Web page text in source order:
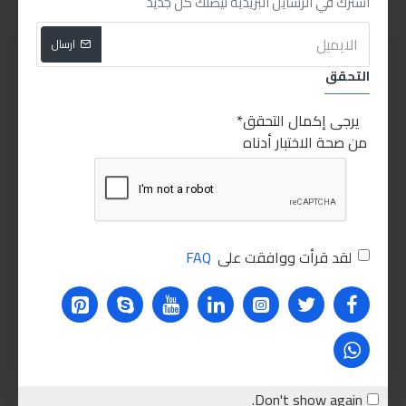
ارسال
التحقق
يرجى إكمال التحقق
من صحة الاختبار أدناه
لقد قرأت ووافقت على FAQ
Don't show again.